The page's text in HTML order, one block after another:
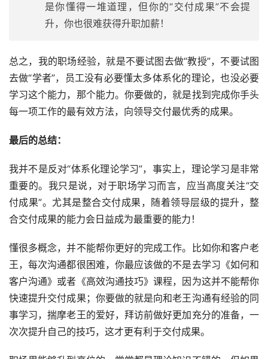
是你懂得一堆道理，但你的“交付成果”不会提
升，你也很难获得升职加薪！
总之，我的职场经验，就是不要试图去做“教授”，不要试图
去做“学者”，员工没有必要懂太多体系化的理论，也没必要
学习这个能力，那个能力。你要做的，就是找到完成你手头
每一项工作的最有效方法，向领导交付最优秀的成果。
最后的总结：
我并不是反对“体系化理论学习”，事实上，理论学习是非常
重要的。我只是说，对于职场学习而言，应当高度关注“交
付成果”。尤其是整合交付成果，随着领导层级的提升，整
合交付成果的能力会日益成为最重要的能力！
懂很多概念，并不能帮你更好的完成工作。比如你和客户老
王，每次沟通都很困难，你最应该做的不是去学习《如何和
客户沟通》或者《高效沟通技巧》课程，因为这并不能帮你
快速提升交付成果；你要做的就是向和老王沟通有经验的同
事学习，揣摩老王的爱好，拜访前做好更加充分的准备，一
次次提升自己的技巧，这才更有利于交付成果。